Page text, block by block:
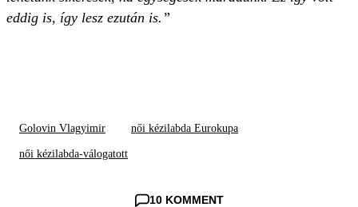
eddig is, így lesz ezután is.”
Golovin Vlagyimir női kézilabda Eurokupa
női kézilabda-válogatott
10 KOMMENT